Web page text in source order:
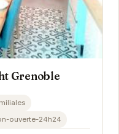
Grenoble
ouverte-24h24